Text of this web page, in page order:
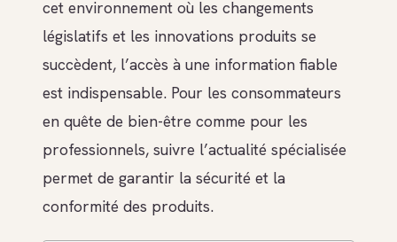
cet environnement où les changements
législatifs et les innovations produits se
succèdent, l’accès à une information fiable
est indispensable. Pour les consommateurs
en quête de bien-être comme pour les
professionnels, suivre l’actualité spécialisée
permet de garantir la sécurité et la
conformité des produits.